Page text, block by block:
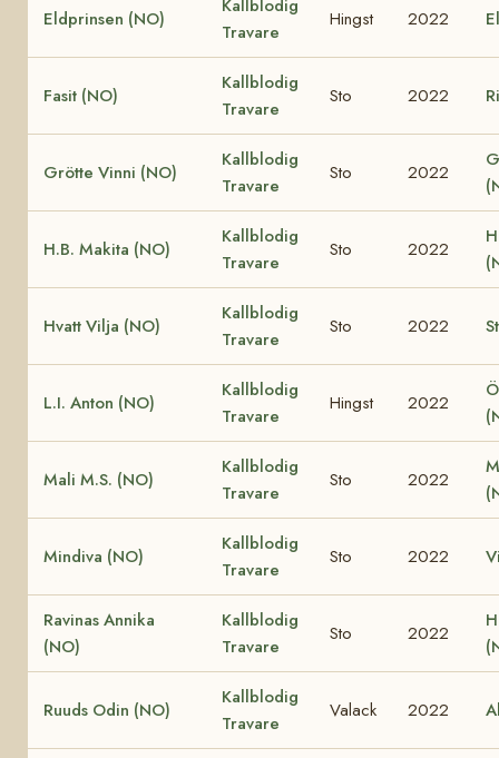
Eldprinsen (NO)
Kallblodig
Travare
Hingst 2022
Fasit (NO)
Kallblodig
Travare
Sto 2022
Grötte Vinni (NO)
Kallblodig
Travare
Sto 2022
H.B. Makita (NO)
Kallblodig
Travare
Sto 2022
Hvatt Vilja (NO)
Kallblodig
Travare
Sto 2022
L.I. Anton (NO)
Kallblodig
Travare
Hingst 2022
Mali M.S. (NO)
Kallblodig
Travare
Sto 2022
Mindiva (NO)
Kallblodig
Travare
Sto 2022
Ravinas Annika
(NO)
Kallblodig
Travare
Sto 2022
Ruuds Odin (NO)
Kallblodig
Travare
Valack 2022